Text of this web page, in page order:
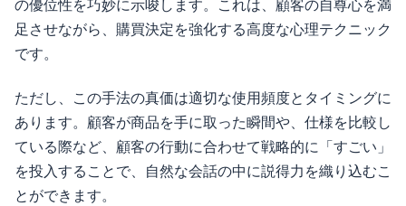
の優位性を巧妙に示唆します。これは、顧客の自尊心を満
足させながら、購買決定を強化する高度な心理テクニック
です。
ただし、この手法の真価は適切な使用頻度とタイミングに
あります。顧客が商品を手に取った瞬間や、仕様を比較し
ている際など、顧客の行動に合わせて戦略的に「すごい」
を投入することで、自然な会話の中に説得力を織り込むこ
とができます。